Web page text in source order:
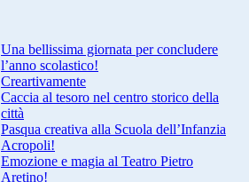
Una bellissima giornata per concludere
l’anno scolastico!
Creartivamente
Caccia al tesoro nel centro storico della
città
Pasqua creativa alla Scuola dell’Infanzia
Acropoli!
Emozione e magia al Teatro Pietro
Aretino!